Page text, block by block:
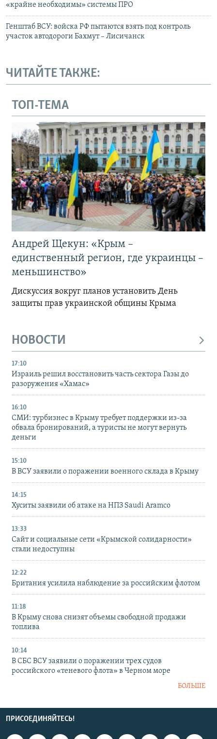
«крайне необходимы» системы ПРО
Генштаб ВСУ: войска РФ пытаются взять под контроль
участок автодороги Бахмут – Лисичанск
ЧИТАЙТЕ ТАКЖЕ:
ТОП-ТЕМА
Андрей Щекун: «Крым –
единственный регион, где украинцы –
меньшинство»
Дискуссия вокруг планов установить День
защиты прав украинской общины Крыма
НОВОСТИ
17:10
Израиль решил восстановить часть сектора Газы до
разоружения «Хамас»
16:10
СМИ: турбизнес в Крыму требует поддержки из-за
обвала бронирований, а туристы не могут вернуть
деньги
15:10
В ВСУ заявили о поражении военного склада в Крыму
14:15
Хуситы заявили об атаке на НПЗ Saudi Aramco
13:33
Сайт и социальные сети «Крымской солидарности»
стали недоступны
12:22
Британия усилила наблюдение за российским флотом
11:18
В Крыму снова снизят объемы свободной продажи
топлива
10:14
В СБС ВСУ заявили о поражении трех судов
российского «теневого флота» в Черном море
БОЛЬШЕ
ПРИСОЕДИНЯЙТЕСЬ!